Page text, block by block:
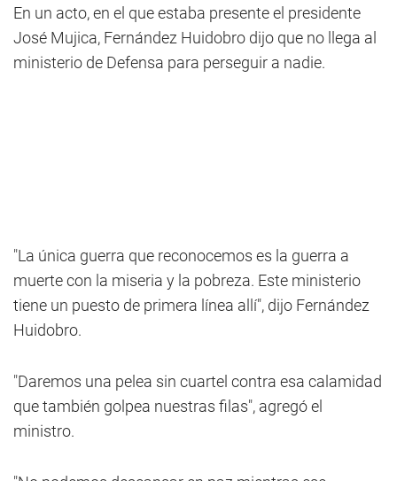
En un acto, en el que estaba presente el presidente
José Mujica, Fernández Huidobro dijo que no llega al
ministerio de Defensa para perseguir a nadie.
"La única guerra que reconocemos es la guerra a
muerte con la miseria y la pobreza. Este ministerio
tiene un puesto de primera línea allí", dijo Fernández
Huidobro.
"Daremos una pelea sin cuartel contra esa calamidad
que también golpea nuestras filas", agregó el
ministro.